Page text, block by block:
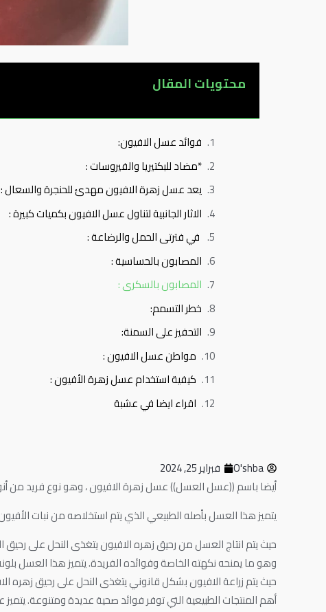
محتويات المقال
فوائد عسل الافيون:
*مضاد للبكتيريا والفيروسات :
يعد عسل زهرة الافيون مهدئ للحنجرة والسعال :
الاثار الجانبية لتناول عسل الافيون بكميات كبيرة :
في فترتى الحمل والرضاعة :
المصابون بالحساسية :
المصابون بالسكرى :
خطر التسمم:
التحفيز على السمنة:
مواطن عسل الافيون :
كيفية استخدام عسل زهرة الأفيون :
اقراء ايضا في عشبة
O'shba
فبراير 25, 2024
أيضا باسم ((عسل العسل)) عسل زهرة الافيون ، وهو نوع فريد من
يتميز هذا العسل بأصله الطبيعي الذي يتم استخلاصه من نبات
حيث يتم انتاج العسل من رحيق زهره الافيون يتغذى النحل على رحيق
وهو ما يمنحه نكهته الخاصة وفوائده الفريدة. يتميز هذا العسل
حيث يتم زراعة الافيون بشكل قانوني يتغذى النحل على رحيق زهره
أهم المنتجات الطبيعية التي توفر فوائد صحية عديدة ومتنوعة.